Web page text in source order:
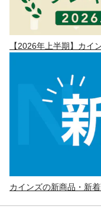
【2026年上半期】カイ
カインズの新商品・新